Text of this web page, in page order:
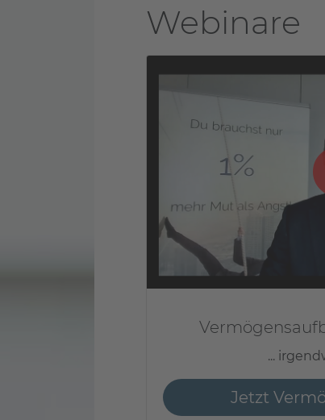
Webinare
...
Jetzt